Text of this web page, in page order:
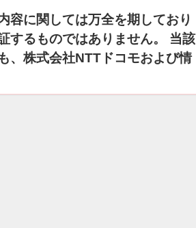
容に関しては万全を期しており
するものではありません。 当該
、株式会社NTTドコモおよび情